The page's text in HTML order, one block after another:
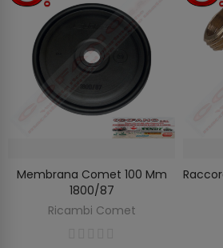
AGGIUNGI AL CARRELLO
Membrana Comet 100 Mm
1800/87
Ricambi Comet